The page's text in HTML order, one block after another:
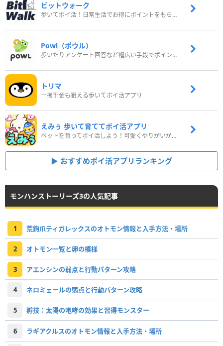
ビットウォーク
歩いてポイ活！日常生活でお得にポイントをもらおう
Powl（ポウル）
歩いたりアンケート回答など幅広い手段でポイントをゲット
トリマ
一攫千金も狙える歩いてポイ活アプリ
えみぅ 歩いて育ててポイ活アプリ
ペットを育ってポイ活しよう！可愛くやりがいがある新感覚アプリ
おすすめポイ活アプリランキング
モンハンストーリーズ3の人気記事
1 荒鉤爪ティガレックスのオトモン情報と入手方法・場所
2 オトモン一覧と卵の模様
3 アエンシンの弱点と行動パターン攻略
4 ネロミェールの弱点と行動パターン攻略
5 孵技：太陽の咆哮の効果と習得モンスター
6 ラギアクルスのオトモン情報と入手方法・場所